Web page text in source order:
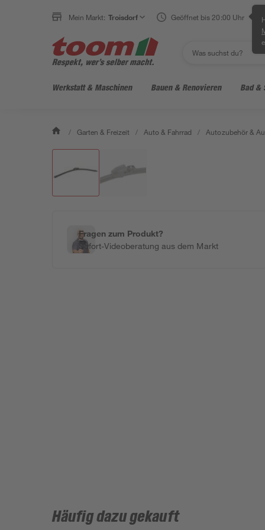
Mein Markt: Troisdorf Geöffnet bis 20:00 Uhr
Werkstatt & Maschinen Bauen & Renovieren Bad &
/ Garten & Freizeit / Auto & Fahrrad / Autozubehör &
Fragen zum Produkt?
Sofort-Videoberatung aus dem Markt
Häufig dazu gekauft